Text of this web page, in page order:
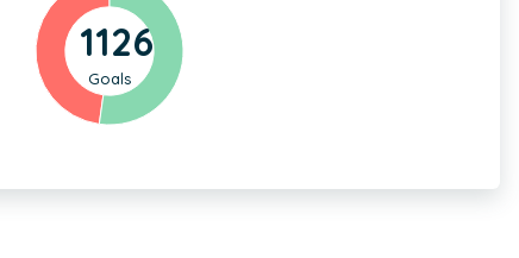
1126
Goals